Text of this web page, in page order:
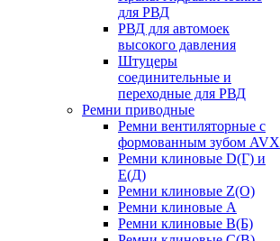
для РВД
РВД для автомоек
высокого давления
Штуцеры
соединительные и
переходные для РВД
Ремни приводные
Ремни вентиляторные с
формованным зубом AVX
Ремни клиновые D(Г) и
Е(Д)
Ремни клиновые Z(О)
Ремни клиновые А
Ремни клиновые В(Б)